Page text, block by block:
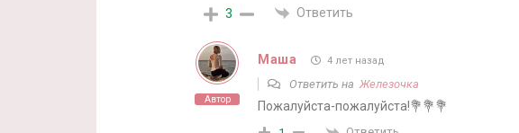
3 Ответить
Автор
Маша 4 лет назад
Ответить на Железочка
Пожалуйста-пожалуйста!💐💐💐